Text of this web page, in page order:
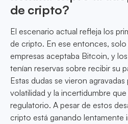
de cripto?
El escenario actual refleja los
de cripto. En ese entonces,
empresas aceptaba Bitcoin, y
tenían reservas sobre recibir su
Estas dudas se vieron
volatilidad y la incertidumbre
regulatorio. A pesar de estos
cripto está ganando lentamente